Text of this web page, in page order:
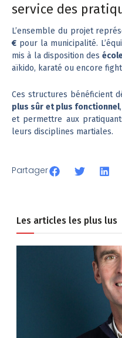
service des
L’ensemble du projet
€ pour la municipalité.
mis à la disposition des
aïkido, karaté ou encore
Ces structures bénéficient
plus sûr et plus fonctionnel
et permettre aux
leurs disciplines martiales.
Partager
Les articles les plus lus